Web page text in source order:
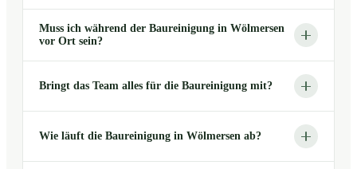
Muss ich während der Baureinigung in Wölmersen
vor Ort sein?
Bringt das Team alles für die Baureinigung mit?
Wie läuft die Baureinigung in Wölmersen ab?